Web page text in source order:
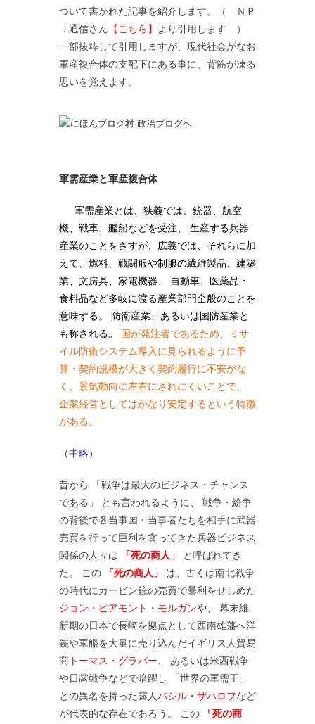
ついて書かれた記事を紹介します。（ ＮＰ
Ｊ通信さん 【こちら】
より引用します ）
一部抜粋して引用しますが、現代社会がなお
軍産複合体の支配下にある事に、背筋が凍る
思いを覚えます。
軍需産業と軍産複合体
軍需産業とは、狭義では、銃器、航空
機、戦車、艦船などを受注、 生産する兵器
産業のことをさすが、広義では、それらに加
えて、燃料、戦闘服や制服の繊維製品、建築
業、文房具、家電機器、 自動車、医薬品・
食料品など多岐に渡る産業部門全般のことを
意味する。 防衛産業、あるいは国防産業と
も称される。
国が発注者であるため、ミサ
イル防衛システム導入に見られるように予
算・契約規模が大きく契約履行に不安がな
く、景気動向に左右にされにくいことで、
企業経営としてはかなり安定するという特徴
がある。
（中略）
昔から 「戦争は最大のビジネス・チャンス
である」 とも言われるように、 戦争・紛争
の背後で各当事国・当事者たちを相手に武器
売買を行って巨利を貪ってきた兵器ビジネス
関係の人々は
「死の商人」
と呼ばれてき
た。 この
「死の商人」
は、古くは南北戦争
の時代にカービン銃の売買で暴利をせしめた
ジョン・ピアモント・モルガンや、 幕末維
新期の日本で長崎を拠点として西南雄藩へ洋
銃や軍艦を大量に売り込んだイギリス人貿易
商 トーマス・グラバー 、 あるいは米西戦争
や日露戦争などで暗躍し 「世界の軍需王」
との異名を持った露人バシル・ザハロフなど
が代表的な存在であろう。 この
「死の商